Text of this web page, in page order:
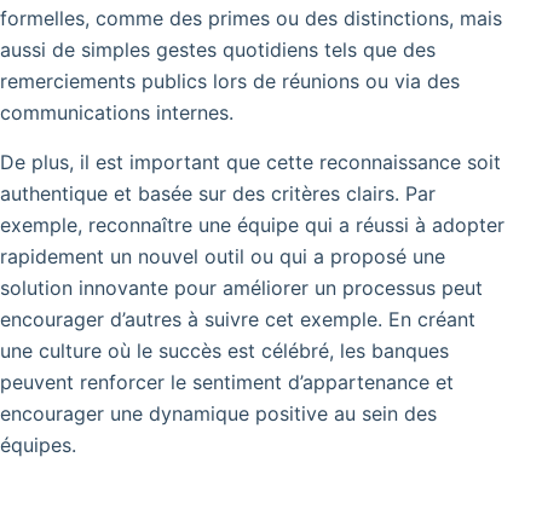
formelles, comme des primes ou des distinctions, mais
aussi de simples gestes quotidiens tels que des
remerciements publics lors de réunions ou via des
communications internes.
De plus, il est important que cette reconnaissance soit
authentique et basée sur des critères clairs. Par
exemple, reconnaître une équipe qui a réussi à adopter
rapidement un nouvel outil ou qui a proposé une
solution innovante pour améliorer un processus peut
encourager d’autres à suivre cet exemple. En créant
une culture où le succès est célébré, les banques
peuvent renforcer le sentiment d’appartenance et
encourager une dynamique positive au sein des
équipes.